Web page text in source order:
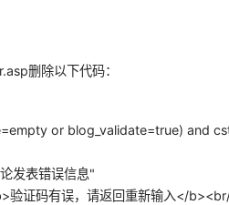
删除以下代码：
or blog_validate=true) and
发表错误信息"
验证码有误，请返回重新输入</